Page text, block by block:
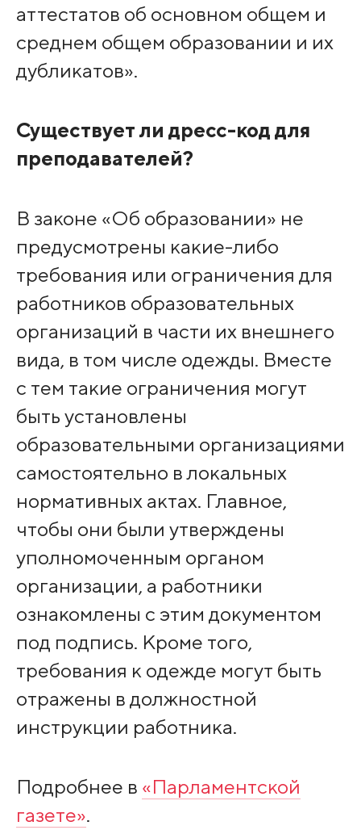
аттестатов об основном общем и
среднем общем образовании и их
дубликатов».
Существует ли дресс-код для
преподавателей?
В законе «Об образовании» не
предусмотрены какие-либо
требования или ограничения для
работников образовательных
организаций в части их внешнего
вида, в том числе одежды. Вместе
с тем такие ограничения могут
быть установлены
образовательными организациями
самостоятельно в локальных
нормативных актах. Главное,
чтобы они были утверждены
уполномоченным органом
организации, а работники
ознакомлены с этим документом
под подпись. Кроме того,
требования к одежде могут быть
отражены в должностной
инструкции работника.
Подробнее в «Парламентской
газете».